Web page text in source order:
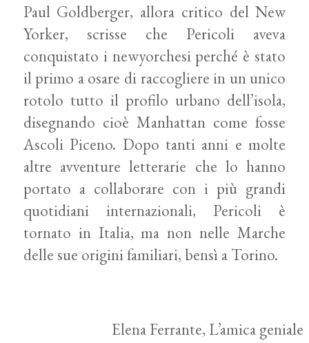
Paul Goldberger, allora critico del New
Yorker, scrisse che Pericoli aveva
conquistato i newyorchesi perché è stato
il primo a osare di raccogliere in un unico
rotolo tutto il profilo urbano dell’isola,
disegnando cioè Manhattan come fosse
Ascoli Piceno. Dopo tanti anni e molte
altre avventure letterarie che lo hanno
portato a collaborare con i più grandi
quotidiani internazionali, Pericoli è
tornato in Italia, ma non nelle Marche
delle sue origini familiari, bensì a Torino.
Elena Ferrante, L’amica geniale